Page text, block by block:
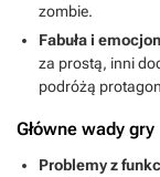
zombie.
Fabuła i
za prostą, inni
podróżą
Główne wady gry
Problemy z